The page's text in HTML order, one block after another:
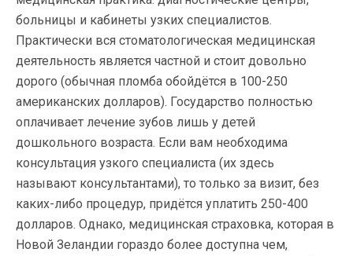
больницы и кабинеты узких специалистов.
Практически вся стоматологическая медицинская
деятельность является частной и стоит довольно
дорого (обычная пломба обойдётся в 100-250
американских долларов). Государство полностью
оплачивает лечение зубов лишь у детей
дошкольного возраста. Если вам необходима
консультация узкого специалиста (их здесь
называют консультантами), то только за визит, без
каких-либо процедур, придётся уплатить 250-400
долларов. Однако, медицинская страховка, которая в
Новой Зеландии гораздо более доступна чем,